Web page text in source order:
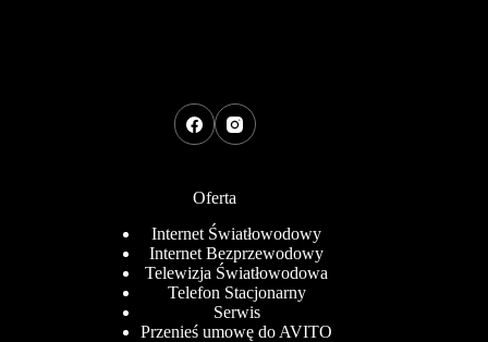
Oferta
Internet Światłowodowy
Internet Bezprzewodowy
Telewizja Światłowodowa
Telefon Stacjonarny
Serwis
Przenieś umowę do AVITO